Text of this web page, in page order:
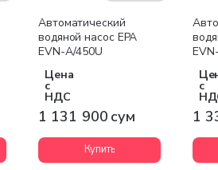
Бесплатная доставка
Автоматический
водяной насос EPA
EVN-A/450U
Цена
с
НДС
1 131 900 сум
Купить
с
1